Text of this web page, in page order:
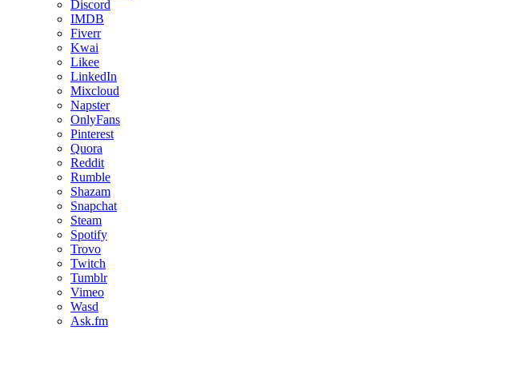
Discord
IMDB
Fiverr
Kwai
Likee
LinkedIn
Mixcloud
Napster
OnlyFans
Pinterest
Quora
Reddit
Rumble
Shazam
Snapchat
Steam
Spotify
Trovo
Twitch
Tumblr
Vimeo
Wasd
Ask.fm